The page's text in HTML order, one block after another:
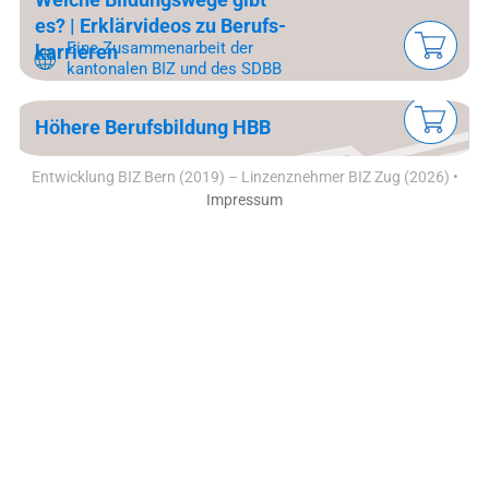
es? | Er­klär­vi­de­os zu Be­rufs­
kar­rie­ren
Ei­ne Zu­sam­men­ar­beit der
kan­to­na­len BIZ und des SDBB
Hö­he­re Be­rufs­bil­dung HBB
Entwicklung BIZ Bern (2019) – Linzenznehmer BIZ Zug (2026) •
Impressum